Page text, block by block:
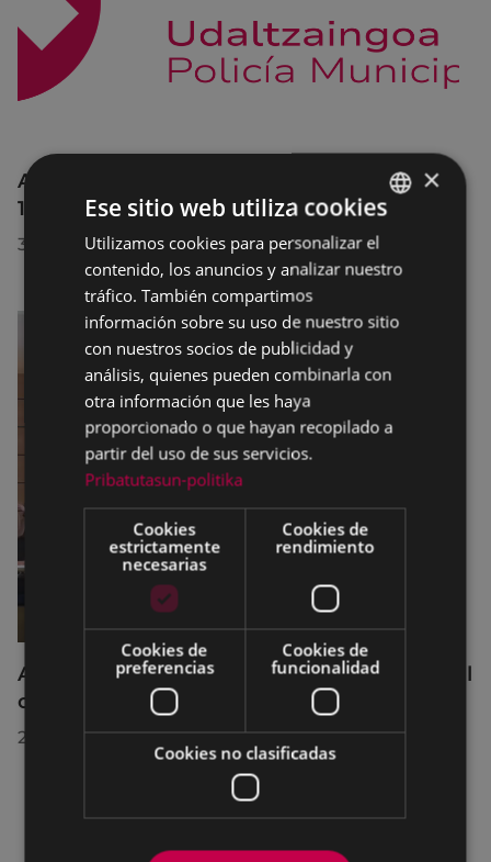
Afecciones al tráfico en la calle Egogain del
10 al 23 de agosto, por motivo de obras
30/07/2026
Acuerdos adoptados por el Pleno Municipal
celebrado el 27 de julio de 2026
28/07/2026
BASQUE
SPANISH
×
Ese sitio web utiliza cookies
Utilizamos cookies para personalizar el
contenido, los anuncios y analizar nuestro
tráfico. También compartimos
información sobre su uso de nuestro sitio
con nuestros socios de publicidad y
análisis, quienes pueden combinarla con
otra información que les haya
proporcionado o que hayan recopilado a
partir del uso de sus servicios.
Pribatutasun-politika
Cookies
estrictamente
necesarias
Cookies de
rendimiento
Cookies de
preferencias
Cookies de
funcionalidad
Cookies no clasificadas